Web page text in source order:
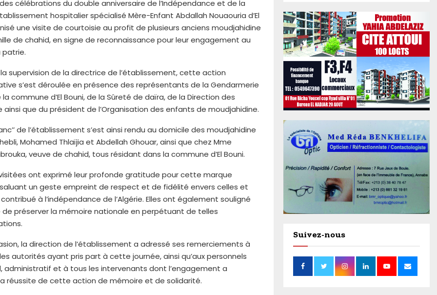
célébrations du double anniversaire de l’Indépendance et de la
hospitalier spécialisé Mère-Enfant Abdallah Nouaouria d’El
une visite de courtoisie au profit de plusieurs anciens moudjahidine
de chahid, en signe de reconnaissance pour leur engagement au
patrie.
supervision de la directrice de l’établissement, cette action
s’est déroulée en présence des représentants de la Gendarmerie
commune d’El Bouni, de la Sûreté de daïra, de la Direction des
ainsi que du président de l’Organisation des enfants de moudjahidine.
de l’établissement s’est ainsi rendu au domicile des moudjahidine
Mohamed Thlaïjia et Abdellah Ghouar, ainsi que chez Mme
veuve de chahid, tous résidant dans la commune d’El Bouni.
ont exprimé leur profonde gratitude pour cette marque
un geste empreint de respect et de fidélité envers celles et
à l’indépendance de l’Algérie. Elles ont également souligné
de préserver la mémoire nationale en perpétuant de telles
la direction de l’établissement a adressé ses remerciements à
autorités ayant pris part à cette journée, ainsi qu’aux personnels
administratif et à tous les intervenants dont l’engagement a
réussite de cette action de mémoire et de solidarité.
Suivez-nous